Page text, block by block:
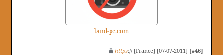
land-pc.com
https:// [France] [07-07-2011] [#46]